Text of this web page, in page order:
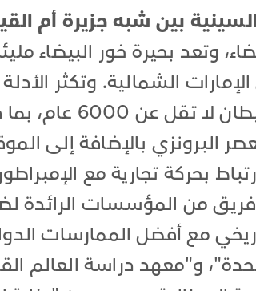
بين شبه جزيرة أم
وتعد بحيرة خور البيضاء
الشمالية. وتكثر
فترة
البرونزي بالإضافة إلى
من المؤسسات الرائدة
مع أفضل الممارسات
و"معهد دراسة العالم